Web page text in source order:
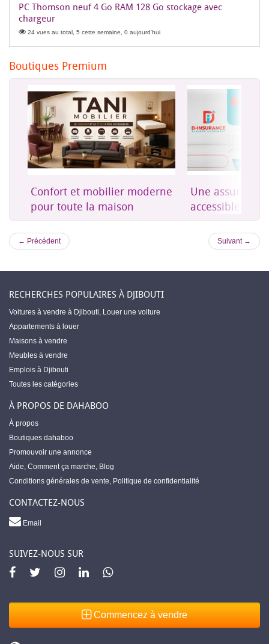
PC Thomson neuf 4 Go RAM 128 Go stockage avec
chargeur
24 vues au total, 5 cette semaine, 0 aujourd'hui
Boutiques Premium
Confort et mobilier moderne
pour toute la maison
Une
accessible à
← Précédent Suivant →
RECHERCHES POPULAIRES À DJIBOUTI
Voitures à vendre à Djibouti, Louer une voiture
Appartements à louer
Maisons à vendre
Meubles à vendre
Emplois à Djibouti
Toutes les catégories
À PROPOS DE DAHABOO
À propos
Boutiques dahaboo
Promouvoir une annonce
Aide, Comment ça marche, Blog
Conditions générales de vente, Politique de confidentialité
CONTACTEZ-NOUS
Email
SUIVEZ-NOUS SUR
Commencez à vendre